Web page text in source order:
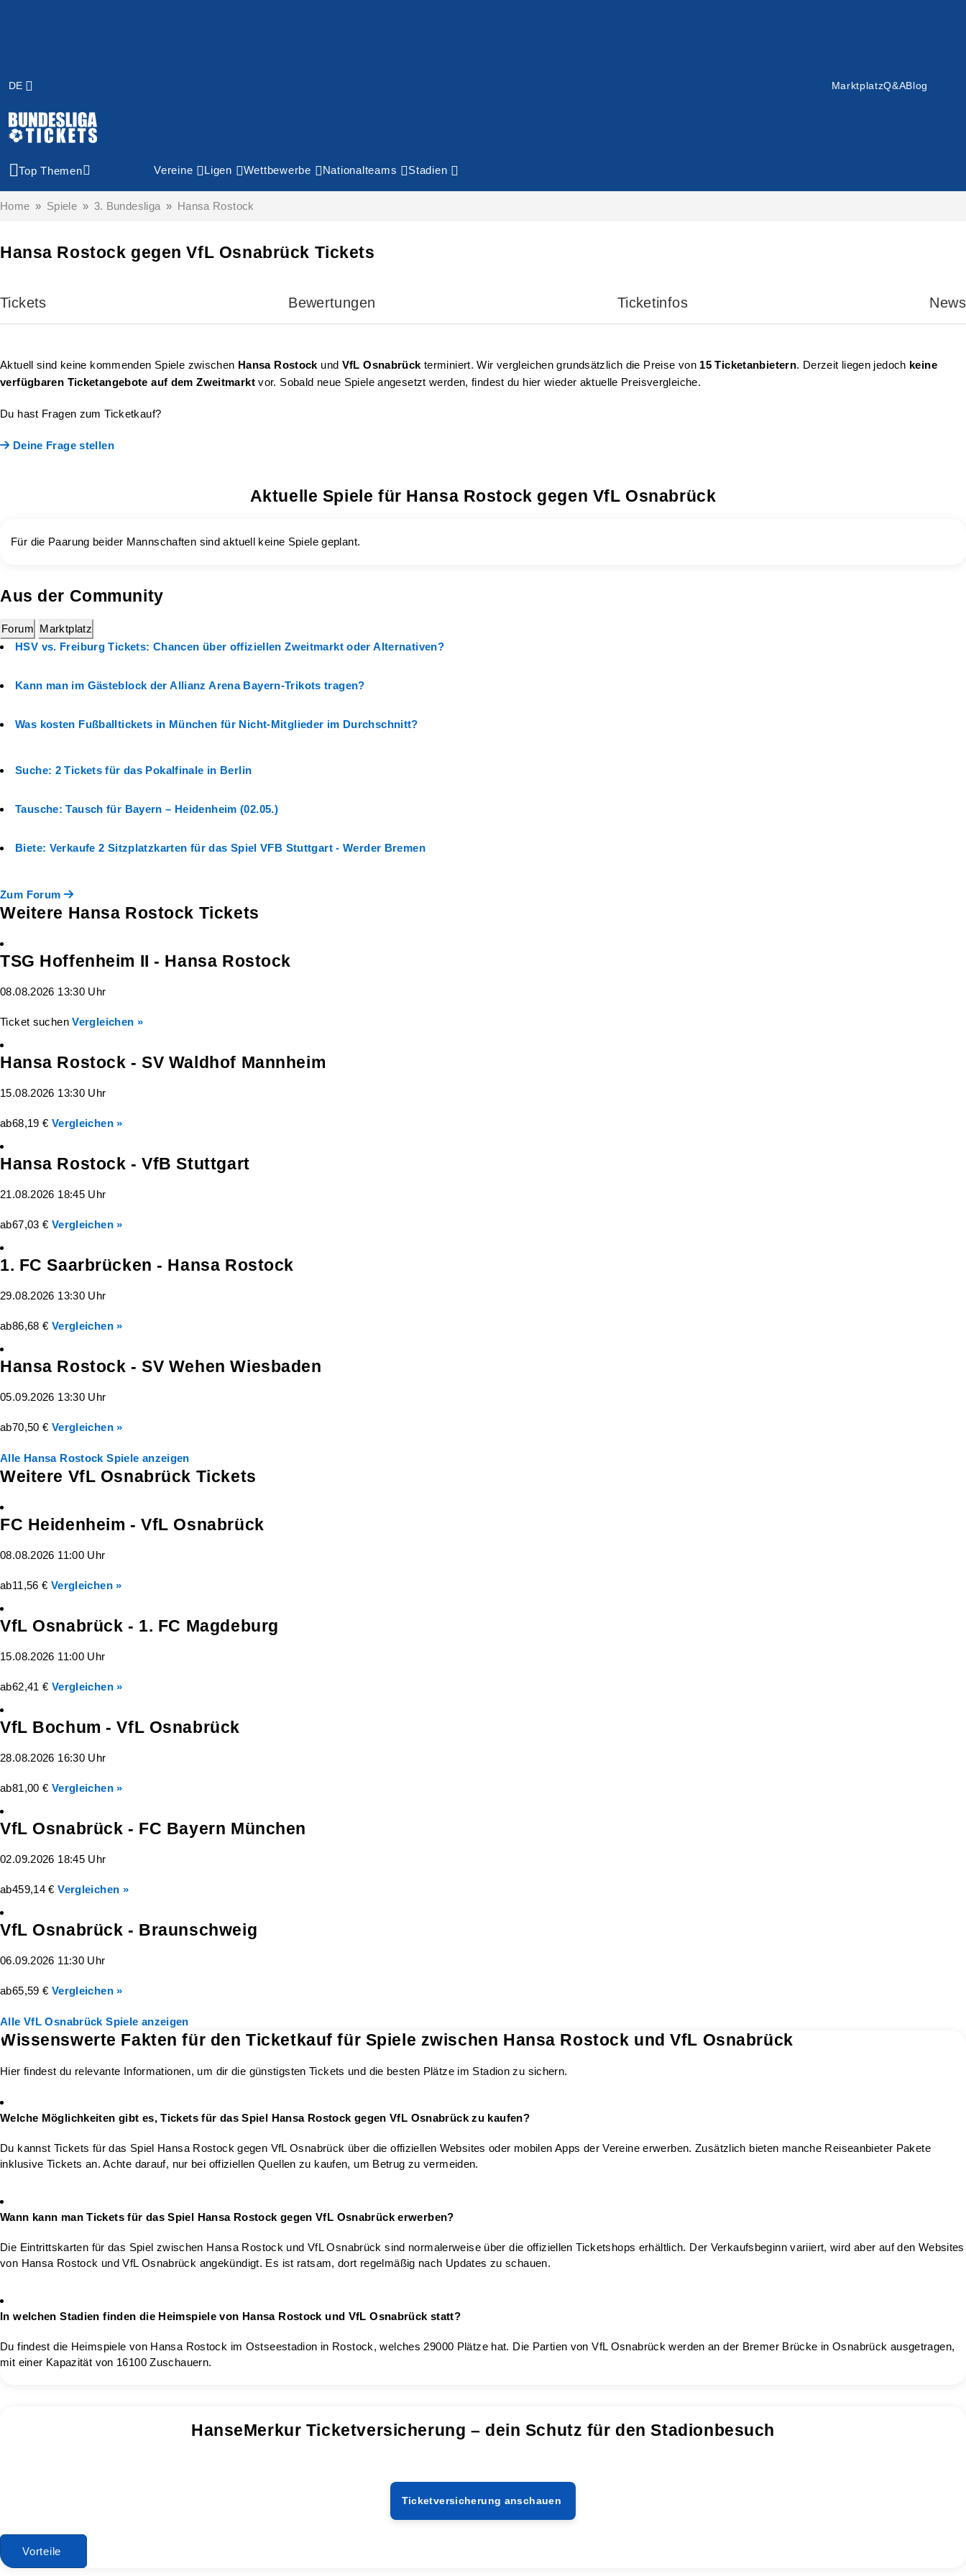
DE MarktplatzQ&ABlog
Top Themen Vereine Ligen Wettbewerbe Nationalteams Stadien
Hansa Rostock gegen VfL Osnabrück Tickets
Home Spiele 3. Bundesliga Hansa Rostock
Tickets Bewertungen Ticketinfos News
Aktuell sind keine kommenden Spiele zwischen Hansa Rostock und VfL Osnabrück terminiert. Wir vergleichen grundsätzlich die Preise von 15 Ticketanbietern. Derzeit liegen jedoch keine
verfügbaren Ticketangebote auf dem Zweitmarktvor. Sobald neue Spiele angesetzt werden, findest du hier wieder aktuelle Preisvergleiche.
Du hast Fragen zum Ticketkauf?
Deine Frage stellen
Aktuelle Spiele für Hansa Rostock gegen VfL Osnabrück
Für die Paarung beider Mannschaften sind aktuell keine Spiele geplant.
Aus der Community
Forum Marktplatz
HSV vs. Freiburg Tickets: Chancen über offiziellen Zweitmarkt oder Alternativen?
Kann man im Gästeblock der Allianz Arena Bayern-Trikots tragen?
Was kosten Fußballtickets in München für Nicht-Mitglieder im Durchschnitt?
Suche: 2 Tickets für das Pokalfinale in Berlin
Tausche: Tausch für Bayern – Heidenheim (02.05.)
Biete: Verkaufe 2 Sitzplatzkarten für das Spiel VFB Stuttgart - Werder Bremen
Zum Forum
Weitere Hansa Rostock Tickets
TSG Hoffenheim II - Hansa Rostock
08.08.2026 13:30 Uhr
Ticket suchenVergleichen »
Hansa Rostock - SV Waldhof Mannheim
15.08.2026 13:30 Uhr
ab68,19 € Vergleichen »
Hansa Rostock - VfB Stuttgart
21.08.2026 18:45 Uhr
ab67,03 € Vergleichen »
1. FC Saarbrücken - Hansa Rostock
29.08.2026 13:30 Uhr
ab86,68 € Vergleichen »
Hansa Rostock - SV Wehen Wiesbaden
05.09.2026 13:30 Uhr
ab70,50 € Vergleichen »
Alle Hansa Rostock Spiele anzeigen
Weitere VfL Osnabrück Tickets
FC Heidenheim - VfL Osnabrück
08.08.2026 11:00 Uhr
ab11,56 € Vergleichen »
VfL Osnabrück - 1. FC Magdeburg
15.08.2026 11:00 Uhr
ab62,41 € Vergleichen »
VfL Bochum - VfL Osnabrück
28.08.2026 16:30 Uhr
ab81,00 € Vergleichen »
VfL Osnabrück - FC Bayern München
02.09.2026 18:45 Uhr
ab459,14 €Vergleichen »
VfL Osnabrück - Braunschweig
06.09.2026 11:30 Uhr
ab65,59 € Vergleichen »
Alle VfL Osnabrück Spiele anzeigen
Wissenswerte Fakten für den Ticketkauf für Spiele zwischen Hansa Rostock und VfL Osnabrück
Hier findest du relevante Informationen, um dir die günstigsten Tickets und die besten Plätze im Stadion zu sichern.
Welche Möglichkeiten gibt es, Tickets für das Spiel Hansa Rostock gegen VfL Osnabrück zu kaufen?
Du kannst Tickets für das Spiel Hansa Rostock gegen VfL Osnabrück über die offiziellen Websites oder mobilen Apps der Vereine erwerben. Zusätzlich bieten manche Reiseanbieter Pakete
inklusive Tickets an. Achte darauf, nur bei offiziellen Quellen zu kaufen, um Betrug zu vermeiden.
Wann kann man Tickets für das Spiel Hansa Rostock gegen VfL Osnabrück erwerben?
Die Eintrittskarten für das Spiel zwischen Hansa Rostock und VfL Osnabrück sind normalerweise über die offiziellen Ticketshops erhältlich. Der Verkaufsbeginn variiert, wird aber auf den Websites
von Hansa Rostock und VfL Osnabrück angekündigt. Es ist ratsam, dort regelmäßig nach Updates zu schauen.
In welchen Stadien finden die Heimspiele von Hansa Rostock und VfL Osnabrück statt?
Du findest die Heimspiele von Hansa Rostock im Ostseestadion in Rostock, welches 29000 Plätze hat. Die Partien von VfL Osnabrück werden an der Bremer Brücke in Osnabrück ausgetragen,
mit einer Kapazität von 16100 Zuschauern.
HanseMerkur Ticketversicherung – dein Schutz für den Stadionbesuch
Ticketversicherung anschauen
Vorteile